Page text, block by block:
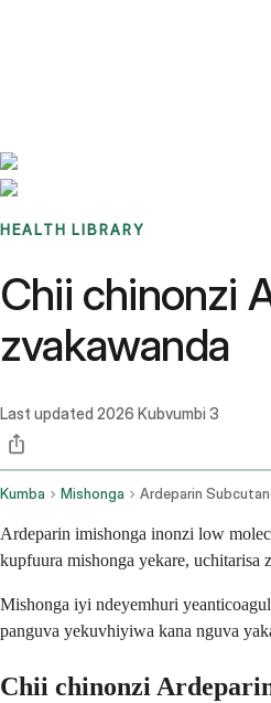
HEALTH LIBRARY
Chii chinonzi
zvakawanda
Last updated 2026 Kubvumbi 3
Kumba Mishonga Ardeparin
Ardeparin imishonga inonzi low
kupfuura mishonga yekare, uchitarisa
Mishonga iyi ndeyemhuri
panguva yekuvhiyiwa kana nguva
Chii chinonzi